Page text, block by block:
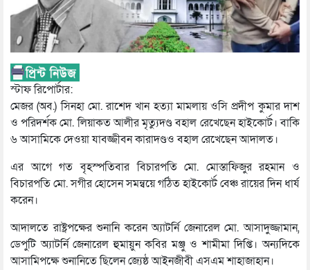
স্টাফ রিপোর্টার:
মেজর (অব.) সিনহা মো. রাশেদ খান হত্যা মামলায় ওসি প্রদীপ কুমার দাশ
ও পরিদর্শক মো. লিয়াকত আলীর মৃত্যুদণ্ড বহাল রেখেছেন হাইকোর্ট। বাকি
৬ আসামিকে দেওয়া যাবজ্জীবন কারাদণ্ডও বহাল রেখেছেন আদালত।
এর আগে গত বৃহস্পতিবার বিচারপতি মো. মোস্তাফিজুর রহমান ও
বিচারপতি মো. সগীর হোসেন সমন্বয়ে গঠিত হাইকোর্ট বেঞ্চ রায়ের দিন ধার্য
করেন।
আদালতে রাষ্ট্রপক্ষের শুনানি করেন অ্যাটর্নি জেনারেল মো. আসাদুজ্জামান,
ডেপুটি অ্যাটর্নি জেনারেল হুমায়ুন কবির মঞ্জু ও শামীমা দিপ্তি। অন্যদিকে
আসামিপক্ষে শুনানিতে ছিলেন জ্যেষ্ঠ আইনজীবী এসএম শাহাজাহান।